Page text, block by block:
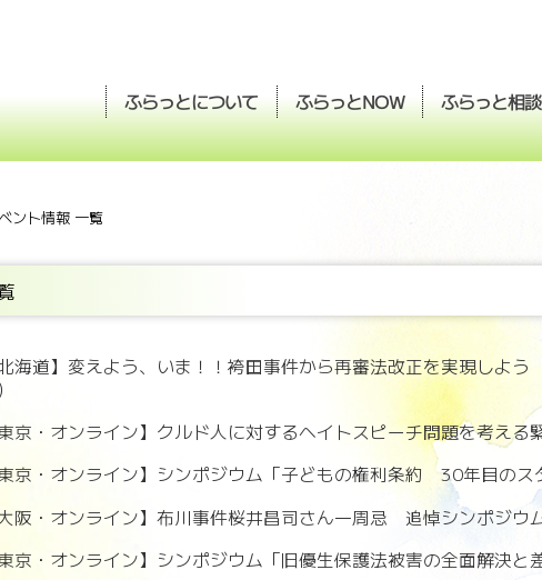
ふらっとについて ふらっとNOW ふらっと相
ント情報 一覧
北海道】変えよう、いま！！袴田事件から再審法改正を実現しよ
東京・オンライン】クルド人に対するヘイトスピーチ問題を考える
東京・オンライン】シンポジウム「子どもの権利条約 30年目のス
大阪・オンライン】布川事件桜井昌司さん一周忌 追悼シンポジウ
東京・オンライン】シンポジウム「旧優生保護法被害の全面解決と